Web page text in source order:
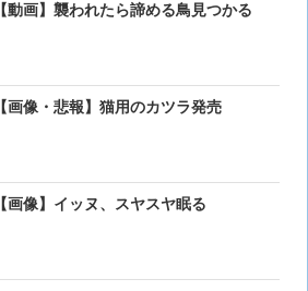
【動画】襲われたら諦める鳥見つかる
【画像・悲報】猫用のカツラ発売
【画像】イッヌ、スヤスヤ眠る